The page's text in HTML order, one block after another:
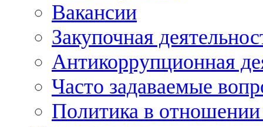
Вакансии
Закупочная
Антикоррупционная
Часто задаваемые
Политика в